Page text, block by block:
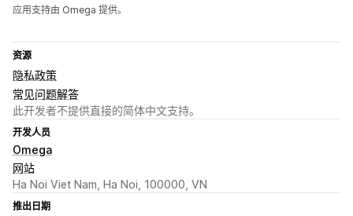
应用支持由 Omega 提供。
资源
隐私政策
常见问题解答
此开发者不提供直接的简体中文支持。
开发人员
Omega
网站
Ha Noi Viet Nam, Ha Noi, 100000, VN
推出日期